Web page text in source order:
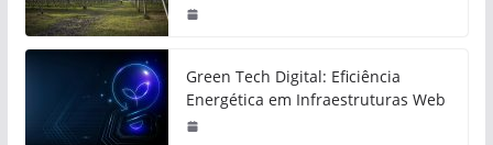
Green Tech Digital: Eficiência
Energética em Infraestruturas Web